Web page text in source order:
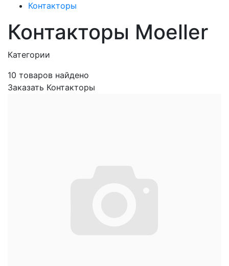
Контакторы
Контакторы Moeller
Категории
10 товаров найдено
Заказать Контакторы